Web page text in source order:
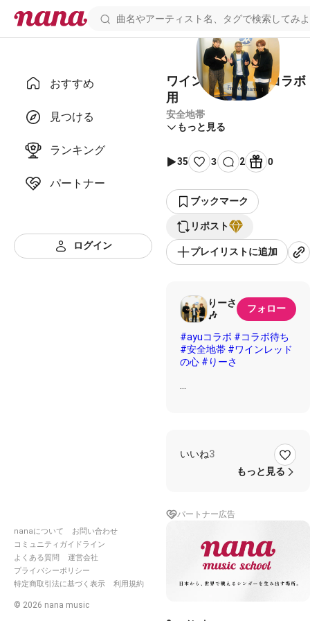
おすすめ
見つける
ランキング
パートナー
ログイン
nanaについて
お問い合わせ
コミュニティガイドライン
よくある質問
運営会社
プライバシーポリシー
特定商取引法に基づく表示
利用規約
© 2026 nana music
ワインレッドの心 コラボ
用
安全地帯
もっと見る
35 3 2 0
ブックマーク
リポスト
プレイリストに追加
りーさ
🎶
フォロー
#ayuコラボ #コラボ待ち
#安全地帯 #ワインレッド
の心 #りーさ
✨もっと勝手に恋したり
💜もっとKissを楽しんだり
🍷忘れてしまえば
るのに
💜あなたは その透き通っ
🍷あの消えそうに燃えそう
なワインレッドの
いいね3
もっと見る
パートナー広告